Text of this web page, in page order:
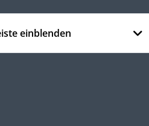
einblenden